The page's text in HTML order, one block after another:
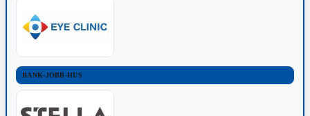
BANK-JOBB-HUS